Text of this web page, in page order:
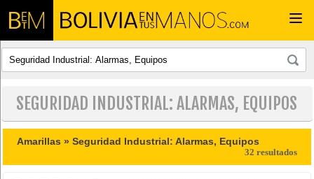
SEGURIDAD INDUSTRIAL: ALARMAS, EQUIPOS
Amarillas »Seguridad Industrial: Alarmas, Equipos
32 resultados